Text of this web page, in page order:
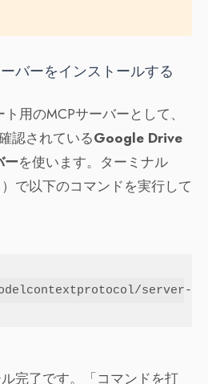
バーをインストールする
用のMCPサーバーとして、
認されているGoogle Drive
ーを使います。ターミナル
で以下のコマンドを実行して
server-
完了です。「コマンドを打